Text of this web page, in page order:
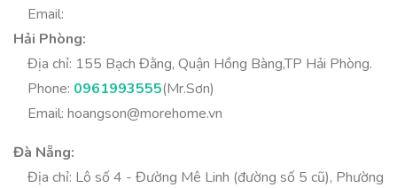
Email:
Hải Phòng:
Địa chỉ: 155 Bạch Đằng, Quận Hồng Bàng,TP Hải Phòng.
Phone: 0961993555(Mr.Sơn)
Email: hoangson@morehome.vn
Đà Nẵng:
Địa chỉ: Lô số 4 - Đường Mê Linh (đường số 5 cũ), Phường